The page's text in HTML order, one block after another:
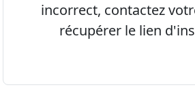
incorrect, contactez
récupérer le lien